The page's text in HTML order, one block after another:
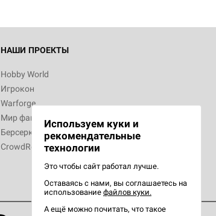
НАШИ ПРОЕКТЫ
Hobby World
Игрокон
Warforge
Мир фантастики
Берсерк
CrowdRepublic
Используем куки и
рекомендательные
технологии
Это чтобы сайт работал лучше.
Оставаясь с нами, вы соглашаетесь на
использование файлов куки.
А ещё можно почитать, что такое